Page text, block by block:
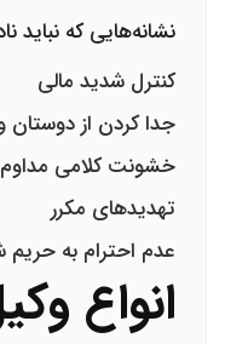
نشانه‌هایی که نباید
کنترل شدید مالی
جدا کردن از دوستان
خشونت کلامی مداوم
تهدیدهای مکرر
عدم احترام به
انواع